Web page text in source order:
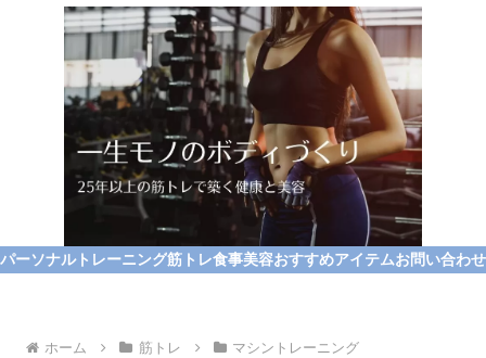
パーソナルトレーニング筋トレ食事美容おすすめアイテムお問い合わせ
ホーム 筋トレ マシントレーニング